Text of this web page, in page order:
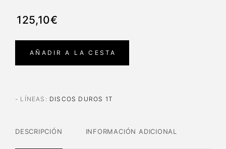
125,10€
AÑADIR A LA CESTA
- LÍNEAS : DISCOS DUROS 1T
DESCRIPCIÓN INFORMACIÓN ADICIONAL